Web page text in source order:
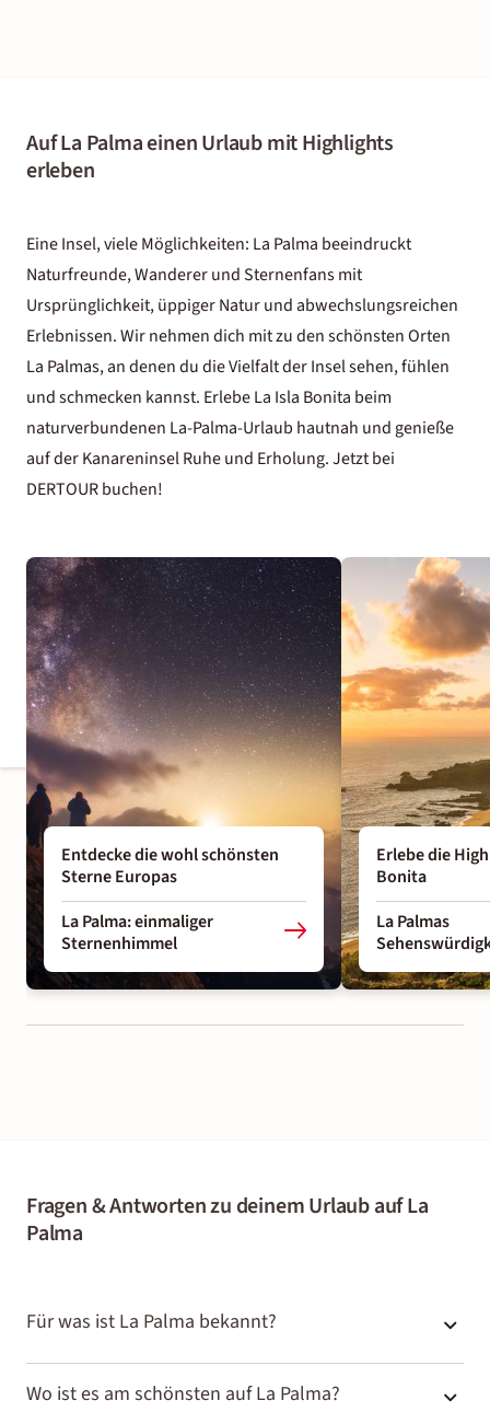
Auf La Palma einen Urlaub mit Highlights
erleben
Eine Insel, viele Möglichkeiten: La Palma beeindruckt
Naturfreunde, Wanderer und Sternenfans mit
Ursprünglichkeit, üppiger Natur und abwechslungsreichen
Erlebnissen. Wir nehmen dich mit zu den schönsten Orten
La Palmas, an denen du die Vielfalt der Insel sehen, fühlen
und schmecken kannst. Erlebe La Isla Bonita beim
naturverbundenen La-Palma-Urlaub hautnah und genieße
auf der Kanareninsel Ruhe und Erholung. Jetzt bei
DERTOUR buchen!
Entdecke die wohl schönsten
Sterne Europas
La Palma: einmaliger
Sternenhimmel
Erlebe die
Bonita
La Palmas
Fragen & Antworten zu deinem Urlaub auf La
Palma
Für was ist La Palma bekannt?
La Palma ist bekannt für unberührte Natur und
Wo ist es am schönsten auf La Palma?